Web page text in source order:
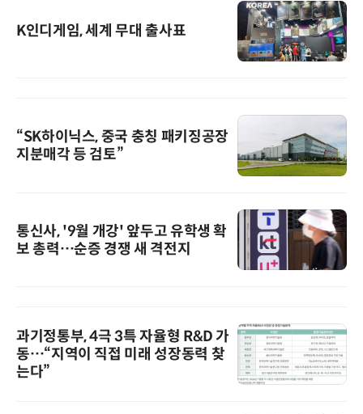
K인디게임, 세계 무대 출사표
“SK하이닉스, 중국 충칭 패키징공장
지분매각 등 검토”
통신사, '9월 개강' 앞두고 유학생 확
보 총력…순증 경쟁 새 격전지
과기정통부, 4극 3특 자율형 R&D 가
동…“지역이 직접 미래 성장동력 찾
는다”